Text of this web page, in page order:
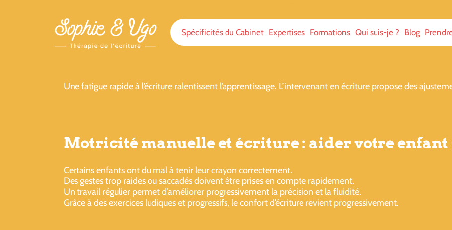
Spécificités du Cabinet Expertises Formations Qui suis-je ? Blog
Une fatigue rapide à l’écriture ralentissent l’apprentissage. L’intervenant en écriture propose des
Motricité manuelle et écriture : aider votre enfant
Certains enfants ont du mal à tenir leur crayon correctement.
Des gestes trop raides ou saccadés doivent être prises en compte rapidement.
Un travail régulier permet d’améliorer progressivement la précision et la fluidité.
Grâce à des exercices ludiques et progressifs, le confort d’écriture revient progressivement.